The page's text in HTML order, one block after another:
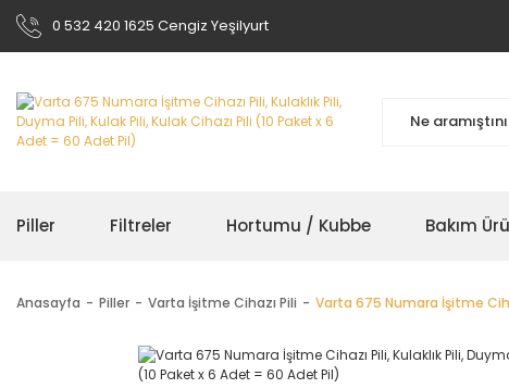
0 532 420 1625 Cengiz Yeşilyurt
Piller Filtreler Hortumu / Kubbe Bakım
Anasayfa Piller Varta İşitme Cihazı Pili Varta 675 Numara İşitme